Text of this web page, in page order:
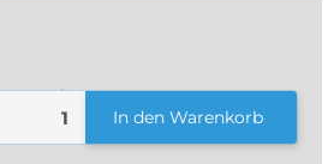
In den Warenkorb